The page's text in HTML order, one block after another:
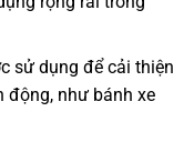
sử dụng để cải thiện
động, như bánh xe